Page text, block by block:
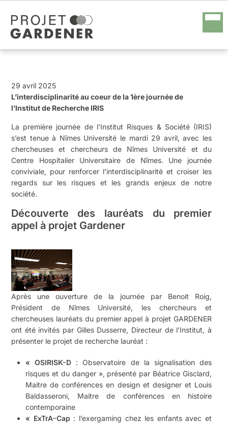
29 avril 2025
L’interdisciplinarité au coeur de la 1ère journée de
l’Institut de Recherche IRIS
La première journée de l’Institut Risques & Société (IRIS)
s’est tenue à Nîmes Université le mardi 29 avril, avec les
chercheuses et chercheurs de Nîmes Université et du
Centre Hospitalier Universitaire de Nîmes. Une journée
conviviale, pour renforcer l’interdisciplinarité et croiser les
regards sur les risques et les grands enjeux de notre
société.
Découverte des lauréats du premier
appel à projet Gardener
Après une ouverture de la journée par Benoit Roig,
Président de Nîmes Université, les chercheurs et
chercheuses lauréats du premier appel à projet GARDENER
ont été invités par Gilles Dusserre, Directeur de l’Institut, à
présenter le projet de recherche lauréat :
« OSIRISK-D : Observatoire de la signalisation des
risques et du danger », présenté par Béatrice Gisclard,
Maitre de conférences en design et designer et Louis
Baldasseroni, Maitre de conférences en histoire
contemporaine
« ExTrA-Cap : l’exergaming chez les enfants avec et